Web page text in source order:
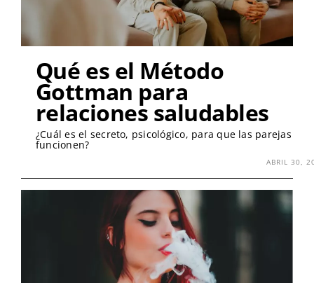
Qué es el Método
Gottman para
relaciones saludables
¿Cuál es el secreto, psicológico, para que las parejas
funcionen?
ABRIL 30,